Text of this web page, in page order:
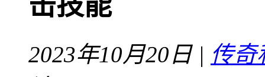
2023年10月20日 | 传奇